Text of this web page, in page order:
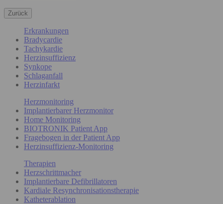
Zurück
Erkrankungen
Bradycardie
Tachykardie
Herzinsuffizienz
Synkope
Schlaganfall
Herzinfarkt
Herzmonitoring
Implantierbarer Herzmonitor
Home Monitoring
BIOTRONIK Patient App
Fragebogen in der Patient App
Herzinsuffizienz-Monitoring
Therapien
Herzschrittmacher
Implantierbare Defibrillatoren
Kardiale Resynchronisationstherapie
Katheterablation